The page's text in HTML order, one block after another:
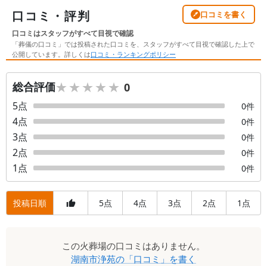
口コミ・評判 口コミを書く
口コミはスタッフがすべて目視で確認
「葬儀の口コミ」では投稿された口コミを、スタッフがすべて目視で確認した上で
公開しています。詳しくは口コミ・ランキングポリシー
総合評価★★★★★
★★★★★ 0
5点 0件
4点 0件
3点 0件
2点 0件
1 点 0件
投稿日順 5点 4点 3点 2点 1 点
この火葬場の口コミはありません。
湖南市浄苑の「口コミ」を書く